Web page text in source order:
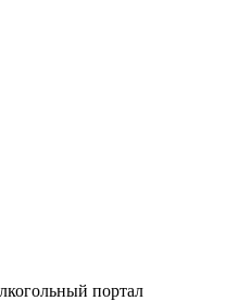
портал